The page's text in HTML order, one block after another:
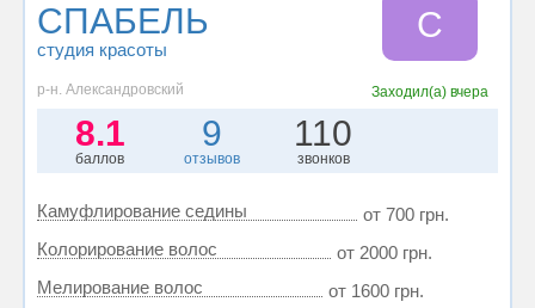
СПАБЕЛЬ
студия красоты
С
р-н. Александровский Заходил(а)вчера
8.1
баллов
9
отзывов
110
звонков
Камуфлирование седины
от 700 грн.
Колорирование волос
от 2000 грн.
Мелирование волос
от 1600 грн.